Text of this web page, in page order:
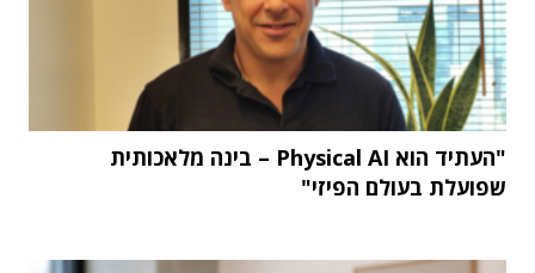
"העתיד הוא Physical AI – בינה מלאכותית
שפועלת בעולם הפיזי"